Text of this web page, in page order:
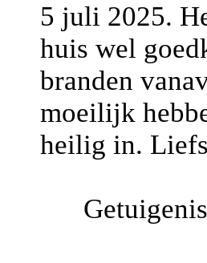
5 juli 2025.
huis wel
branden
moeilijk
heilig in.